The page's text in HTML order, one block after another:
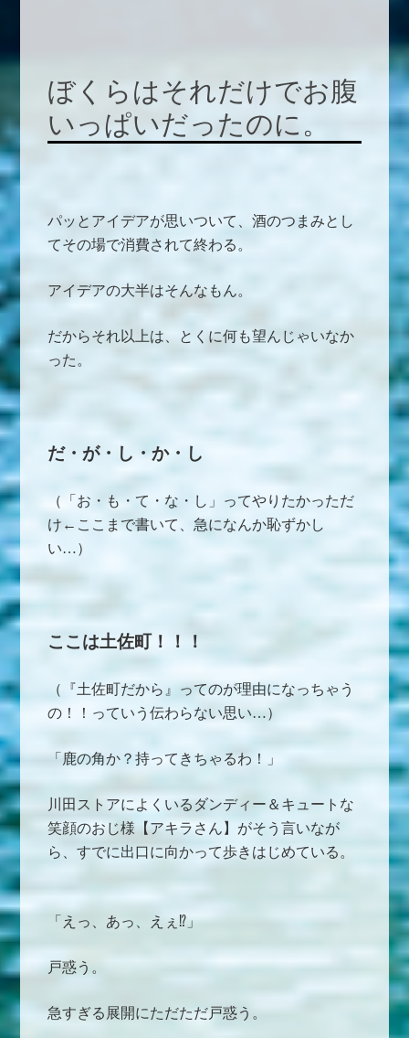
ぼくらはそれだけでお腹
いっぱいだったのに。
パッとアイデアが思いついて、酒のつまみとし
てその場で消費されて終わる。
アイデアの大半はそんなもん。
だからそれ以上は、とくに何も望んじゃいなか
った。
だ・が・し・か・し
（「お・も・て・な・し」ってやりたかっただ
け←ここまで書いて、急になんか恥ずかし
い…）
ここは土佐町！！！
（『土佐町だから』ってのが理由になっちゃう
の！！っていう伝わらない思い…）
「鹿の角か？持ってきちゃるわ！」
川田ストアによくいるダンディー＆キュートな
笑顔のおじ様【アキラさん】がそう言いなが
ら、すでに出口に向かって歩きはじめている。
「えっ、あっ、えぇ⁉︎」
戸惑う。
急すぎる展開にただただ戸惑う。